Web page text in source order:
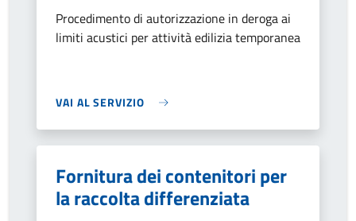
Procedimento di autorizzazione in deroga ai
limiti acustici per attività edilizia temporanea
VAI AL SERVIZIO
Fornitura dei contenitori per
la raccolta differenziata